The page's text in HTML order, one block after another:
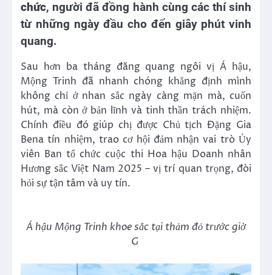
chức, người đã đồng hành cùng các thí sinh
từ những ngày đầu cho đến giây phút vinh
quang.
Sau hơn ba tháng đăng quang ngôi vị Á hậu,
Mộng Trinh đã nhanh chóng khẳng định mình
không chỉ ở nhan sắc ngày càng mặn mà, cuốn
hút, mà còn ở bản lĩnh và tinh thần trách nhiệm.
Chính điều đó giúp chị được Chủ tịch Đặng Gia
Bena tín nhiệm, trao cơ hội đảm nhận vai trò Ủy
viên Ban tổ chức cuộc thi Hoa hậu Doanh nhân
Hương sắc Việt Nam 2025 – vị trí quan trọng, đòi
hỏi sự tận tâm và uy tín.
Á hậu Mộng Trinh khoe sắc tại thảm đỏ trước giờ
G